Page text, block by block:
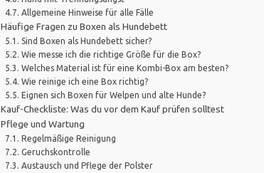
Allgemeine Hinweise für alle Fälle
Häufige Fragen zu Boxen als Hundebett
Sind Boxen als Hundebett sicher?
Wie messe ich die richtige Größe für die Box?
Welches Material ist für eine Kombi-Box am besten?
Wie reinige ich eine Box richtig?
Eignen sich Boxen für Welpen und alte Hunde?
Kauf-Checkliste: Was du vor dem Kauf prüfen solltest
Pflege und Wartung
Regelmäßige Reinigung
Geruchskontrolle
Austausch und Pflege der Polster